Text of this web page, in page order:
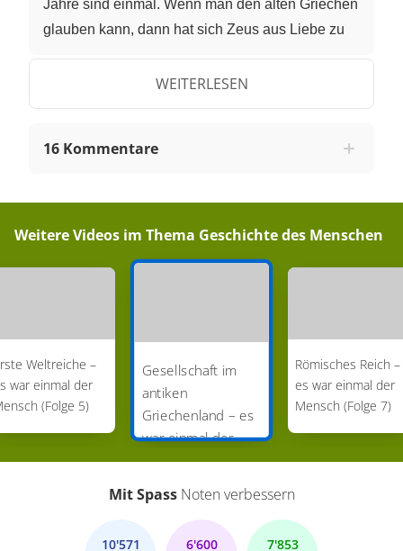
WEITERLESEN
16 Kommentare
Weitere Videos im Thema Geschichte des Menschen
Weltreiche –
war einmal der
(Folge 5)
Gesellschaft im
antiken
Griechenland – es
war einmal der
Mensch (Folge 6)
Römisches Reich –
es war einmal der
Mensch (Folge 7)
Mit SpassNoten verbessern
10'571 6'600 7'853